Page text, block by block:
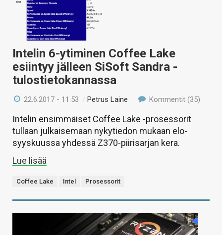
Intelin 6-ytiminen Coffee Lake
esiintyy jälleen SiSoft Sandra -
tulostietokannassa
22.6.2017 - 11:53 /Petrus Laine Kommentit (35)
Intelin ensimmäiset Coffee Lake -prosessorit
tullaan julkaisemaan nykytiedon mukaan elo-
syyskuussa yhdessä Z370-piirisarjan kera.
Lue lisää
Coffee Lake Intel Prosessorit